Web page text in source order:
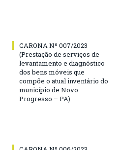
CARONA Nº 007/2023
(Prestação de serviços de
levantamento e diagnóstico
dos bens móveis que
compõe o atual inventário do
município de Novo
Progresso – PA)